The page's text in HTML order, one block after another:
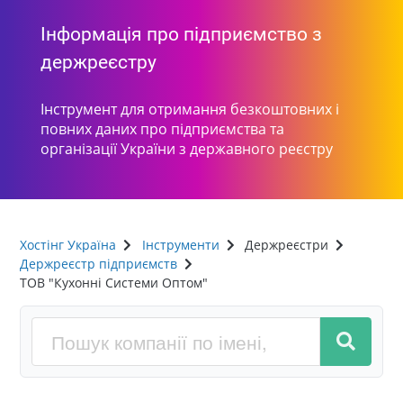
Інформація про підприємство з
держреєстру
Інструмент для отримання безкоштовних і
повних даних про підприємства та
організації України з державного реєстру
Хостінг Україна Інструменти
Держреєстри
Держреєстр підприємств
ТОВ "Кухонні Системи Оптом"